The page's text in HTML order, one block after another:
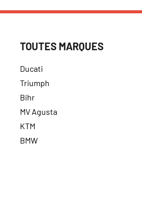
TOUTES MARQUES
Ducati
Triumph
Bihr
MV Agusta
KTM
BMW